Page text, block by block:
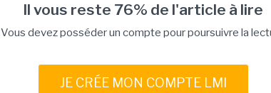
Il vous reste 76% de l'article à lire
Vous devez posséder un compte pour poursuivre la
JE CRÉE MON COMPTE LMI